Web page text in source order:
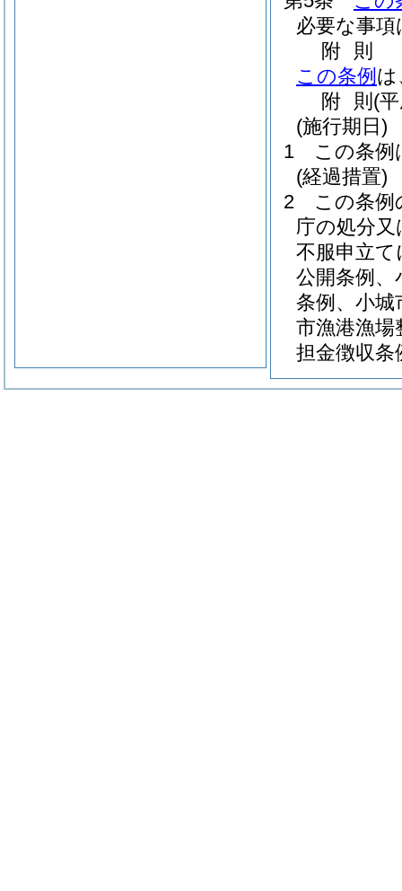
必要な事
附 則
この条例 は
附 則 (
(施行期日)
1
この条例
(経過措置)
2
この条例
庁の処分
不服申立
公開条例、
条例、小城
市漁港漁場
担金徴収